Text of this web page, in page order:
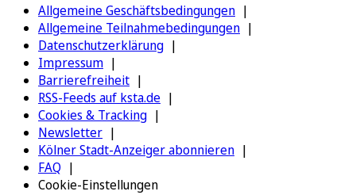
Allgemeine Geschäftsbedingungen
Allgemeine Teilnahmebedingungen
Datenschutzerklärung
Impressum
Barrierefreiheit
RSS-Feeds auf ksta.de
Cookies & Tracking
Newsletter
Kölner Stadt-Anzeiger abonnieren
FAQ
Cookie-Einstellungen